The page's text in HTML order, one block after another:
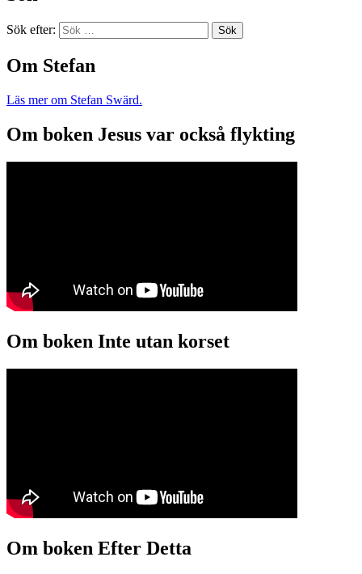
Sök efter:
Om Stefan
Läs mer om Stefan Swärd.
Om boken Jesus var också flykting
Om boken Inte utan korset
Om boken Efter Detta